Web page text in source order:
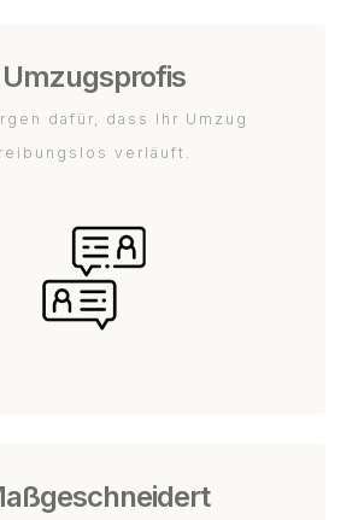
Umzugsprofis
dafür, dass Ihr Umzug
reibungslos verläuft.